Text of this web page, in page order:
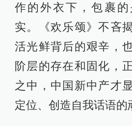
作的外衣下，包裹
实。《欢乐颂》不吝
活光鲜背后的艰辛，
阶层的存在和固化，
之中，中国新中产才
定位、创造自我话语的